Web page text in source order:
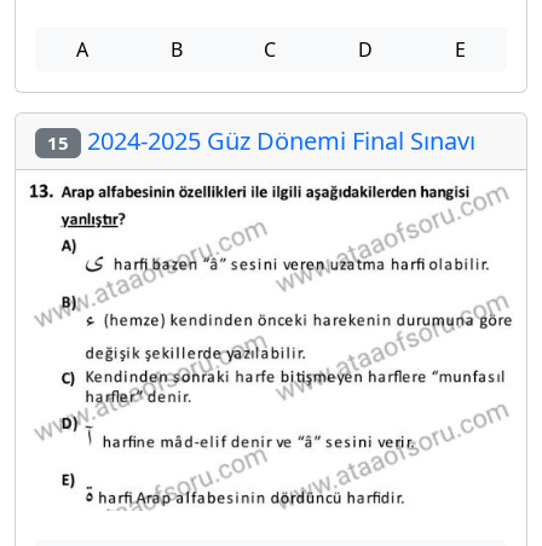
A B C D E
15 2024-2025 Güz Dönemi Final Sınavı